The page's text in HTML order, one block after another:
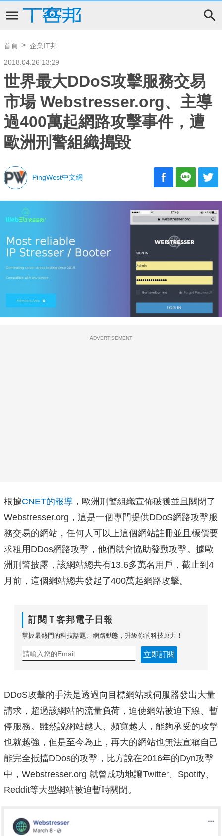
首頁 企業IT邦
2018.04.26 13:29
世界最大DDoS攻擊服務交易
市場 Webstresser.org、主導
過400萬起網路攻擊事件，遭
歐洲刑警組織搗毀
PingWest中文網
ADVERTISEMENT
根據CNET的報導 ，歐洲刑警組織宣佈破獲並且關閉了
Webstresser.org，這是一個專門提供DDoS網路攻擊服
務交易的網站，任何人可以上這個網站註冊並且標價要
求租用DDos網路攻擊，他們就會協助發動攻擊。據歐
洲刑警披露，該網站總共有13.6多萬名用戶，截止到4
月前，這個網站總共發起了400萬起網路攻擊。
訂閱Ｔ客邦電子日報
掌握最熱門的科技話題、網路動態，升級你的科技原力！
立即訂閱
DDoS攻擊的手法是透過向目標網站或伺服器發出大量
請求，超過該網站的流量負荷，迫使網站被迫下線、暫
停服務。雖然說網站越大、頻寬越大，能夠承受的攻擊
也就越強，但是至今為止，再大的網站也無法宣稱自己
能完全抵擋DDos的攻擊，比方說在2016年的Dyn攻擊
中，Webstresser.org 就曾成功地讓Twitter、Spotify、
Reddit等大型網站被迫暫時關閉。